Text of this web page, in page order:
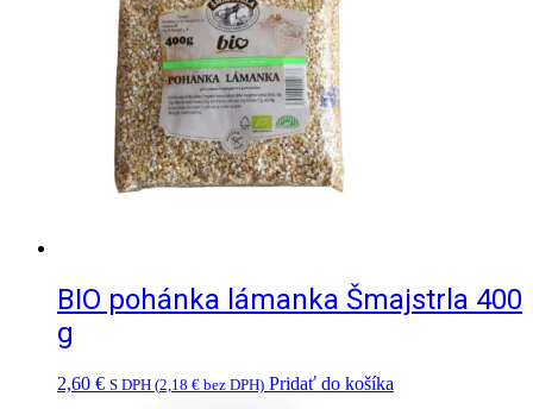
BIO pohánka lámanka Šmajstrla 400
g
2,60 € S DPH (2,18 € bez DPH) Pridať do košíka